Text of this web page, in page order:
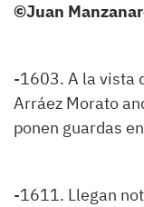
©Juan
-1603. A la vista
Arráez Morato
ponen guardas
-1611. Llegan